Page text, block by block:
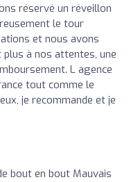
réservé un réveillon
le tour
et nous avons
plus à nos attentes, une
L agence
tout comme le
je recommande et je
bout en bout Mauvais